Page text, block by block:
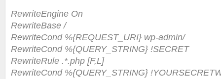
RewriteEngine On
RewriteBase /
RewriteCond %{REQUEST_URI} wp-admin/
RewriteCond %{QUERY_STRING} !SECRET
RewriteRule .*.php [F,L]
RewriteCond %{QUERY_STRING}